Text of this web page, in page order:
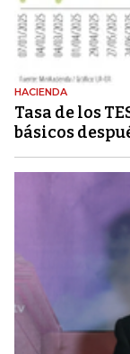
HACIENDA
Tasa de los
básicos